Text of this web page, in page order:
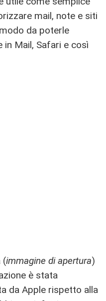
mail, note e siti
da poterle
Mail, Safari e così
(immagine di apertura)
è stata
da Apple rispetto alla